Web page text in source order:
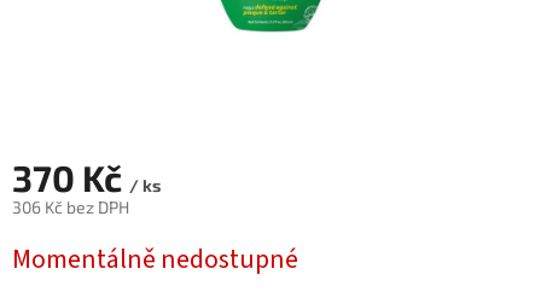
370 Kč / ks
306 Kč bez DPH
cena:
Momentálně nedostupné